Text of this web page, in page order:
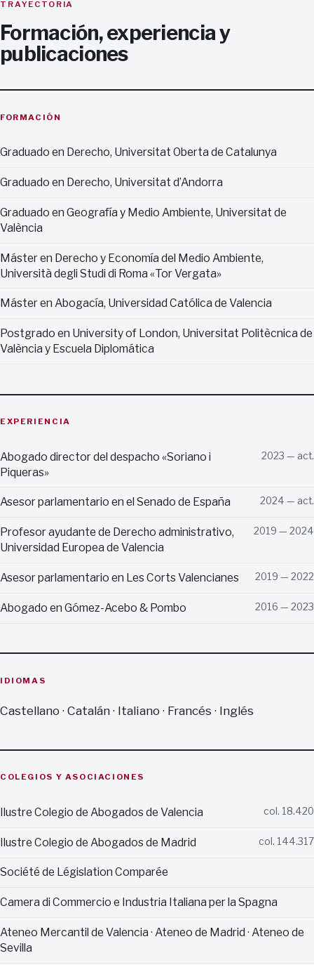
TRAYECTORIA
Formación, experiencia y
publicaciones
FORMACIÓN
Graduado en Derecho, Universitat Oberta de Catalunya
Graduado en Derecho, Universitat d’Andorra
Graduado en Geografía y Medio Ambiente, Universitat de
València
Máster en Derecho y Economía del Medio Ambiente,
Università degli Studi di Roma «Tor Vergata»
Máster en Abogacía, Universidad Católica de Valencia
Postgrado en University of London, Universitat Politècnica de
València y Escuela Diplomática
EXPERIENCIA
Abogado director del despacho «Soriano i
Piqueras»
2023 — act.
Asesor parlamentario en el Senado de España 2024 — act.
Profesor ayudante de Derecho administrativo,
Universidad Europea de Valencia
2019 — 2024
Asesor parlamentario en Les Corts Valencianes 2019 — 2022
Abogado en Gómez-Acebo & Pombo 2016 — 2023
IDIOMAS
Castellano · Catalán · Italiano · Francés · Inglés
COLEGIOS Y ASOCIACIONES
Ilustre Colegio de Abogados de Valencia col. 18.420
Ilustre Colegio de Abogados de Madrid col. 144.317
Société de Législation Comparée
Camera di Commercio e Industria Italiana per la Spagna
Ateneo Mercantil de Valencia · Ateneo de Madrid · Ateneo de
Sevilla